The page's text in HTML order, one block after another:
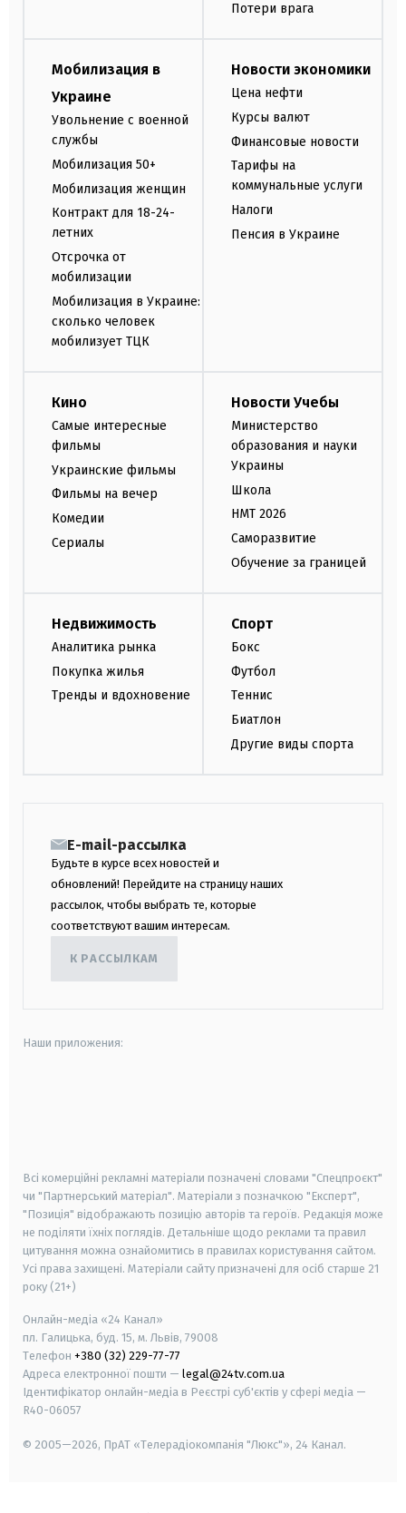
Потери врага
Мобилизация в
Украине
Увольнение с военной
службы
Мобилизация 50+
Мобилизация женщин
Контракт для 18-24-
летних
Отсрочка от
мобилизации
Мобилизация в Украине:
сколько человек
мобилизует ТЦК
Новости экономики
Цена нефти
Курсы валют
Финансовые новости
Тарифы на
коммунальные услуги
Налоги
Пенсия в Украине
Кино
Самые интересные
фильмы
Украинские фильмы
Фильмы на вечер
Комедии
Сериалы
Новости Учебы
Министерство
образования и науки
Украины
Школа
НМТ 2026
Саморазвитие
Обучение за границей
Недвижимость
Аналитика рынка
Покупка жилья
Тренды и вдохновение
Спорт
Бокс
Футбол
Теннис
Биатлон
Другие виды спорта
E-mail-рассылка
Будьте в курсе всех новостей и
обновлений! Перейдите на страницу наших
рассылок, чтобы выбрать те, которые
соответствуют вашим интересам.
К РАССЫЛКАМ
Наши приложения:
Всі комерційні рекламні матеріали позначені словами "Спецпроєкт"
чи "Партнерський матеріал". Матеріали з позначкою "Експерт",
"Позиція" відображають позицію авторів та героїв. Редакція може
не поділяти їхніх поглядів. Детальніше щодо реклами та правил
цитування можна ознайомитись в правилах користування сайтом.
Усі права захищені. Матеріали сайту призначені для осіб старше 21
року (21+)
Онлайн-медіа «24 Канал»
пл. Галицька, буд. 15, м. Львів, 79008
Телефон +380 (32) 229-77-77
Адреса електронної пошти — legal@24tv.com.ua
Ідентифікатор онлайн-медіа в Реєстрі суб'єктів у сфері медіа —
R40-06057
© 2005—2026, ПрАТ «Телерадіокомпанія "Люкс"», 24 Канал.